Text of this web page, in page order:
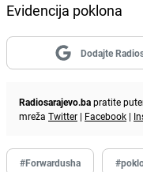
Evidencija poklona
Dodajte
Radiosarajevo.bapratite
mreža Twitter | Facebook |
#Forwardusha